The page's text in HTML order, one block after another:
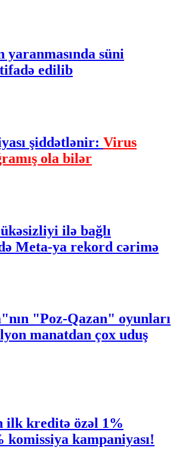
yaranmasında süni
edilib
şiddətlənir: Virus
ola bilər
ilə bağlı
Meta-ya rekord cərimə
"Poz-Qazan" oyunları
manatdan çox uduş
ilk kreditə özəl 1%
kampaniyası!